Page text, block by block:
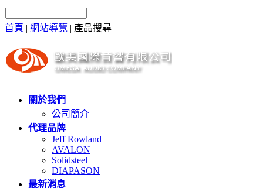
首頁 | 網站導覽 | 產品搜尋
關於我們
公司簡介
代理品牌
Jeff Rowland
AVALON
Solidsteel
DIAPASON
最新消息